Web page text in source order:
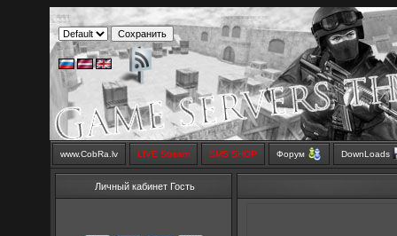
www.CobRa.lv LIVE Stream SMS SHOP Форум DownLoads
Личный кабинет Гость